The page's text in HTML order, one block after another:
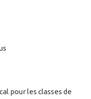
pour les classes de